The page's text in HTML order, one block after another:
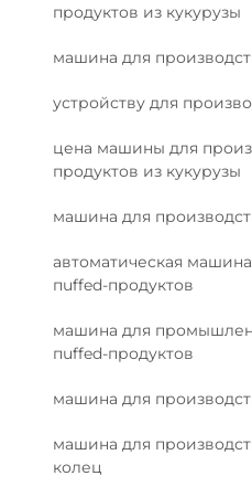
продуктов из кукурузы
машина для
устройству для
цена машины для
продуктов из кукурузы
машина для
автоматическая
пuffed-продуктов
машина для
пuffed-продуктов
машина для
машина для
колец